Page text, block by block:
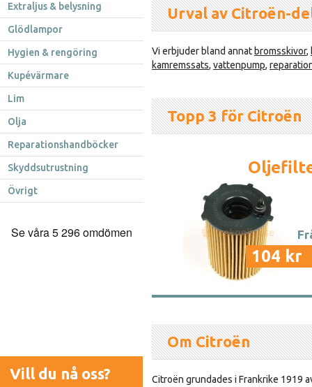
Extraljus & belysning
Glödlampor
Hygien & rengöring
Kupévärmare
Lim
Olja
Reparationshandböcker
Skyddsutrustning
Övrigt
Vill du nå oss?
Urval av Citroën-
Vi erbjuder bland annat bromsskivor,
kamremssats, vattenpump,
Topp 3 för Citroën
104 kr
Om Citroën
Citroën grundades i Frankrike 1919